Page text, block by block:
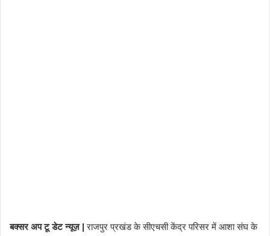
बक्सर अप टू डेट न्यूज़ | राजपुर प्रखंड के सीएचसी केंद्र परिसर में आशा संघ के